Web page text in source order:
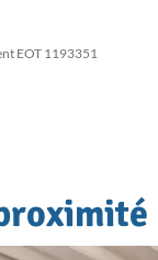
EOT 1193351